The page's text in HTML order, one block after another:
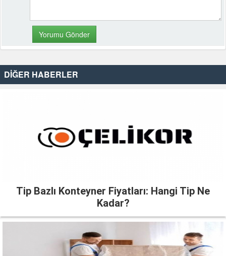
DİĞER HABERLER
Tip Bazlı Konteyner Fiyatları: Hangi Tip Ne
Kadar?